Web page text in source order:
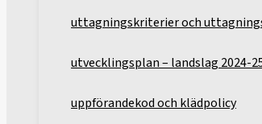
uttagningskriterier och
utvecklingsplan – landslag 2024-
uppförandekod och klädpolicy